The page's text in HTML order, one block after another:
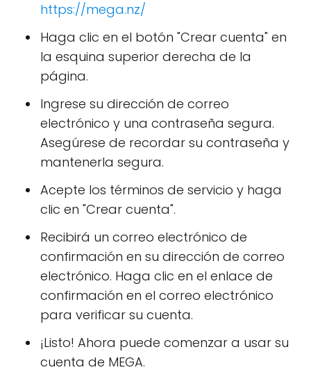
https://mega.nz/
Haga clic en el botón "Crear cuenta" en
la esquina superior derecha de la
página.
Ingrese su dirección de correo
electrónico y una contraseña segura.
Asegúrese de recordar su contraseña y
mantenerla segura.
Acepte los términos de servicio y haga
clic en "Crear cuenta".
Recibirá un correo electrónico de
confirmación en su dirección de correo
electrónico. Haga clic en el enlace de
confirmación en el correo electrónico
para verificar su cuenta.
¡Listo! Ahora puede comenzar a usar su
cuenta de MEGA.